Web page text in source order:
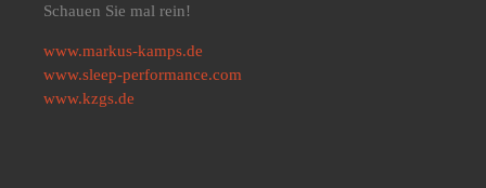
Schauen Sie mal rein!
www.markus-kamps.de
www.sleep-performance.com
www.kzgs.de